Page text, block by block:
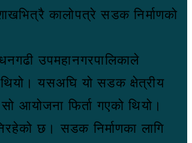
कालोपत्रे सडक निर्माणको
उपमहानगरपालिकाले
यसअघि यो सडक क्षेत्रीय
आयोजना फिर्ता गएको थियो।
छ। सडक निर्माणका लागि